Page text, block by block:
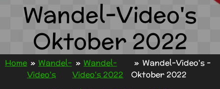
Wandel-Video's
Oktober 2022
Home » Wandel-
Video's
» Wandel-
Video's 2022
» Wandel-Video's -
Oktober 2022